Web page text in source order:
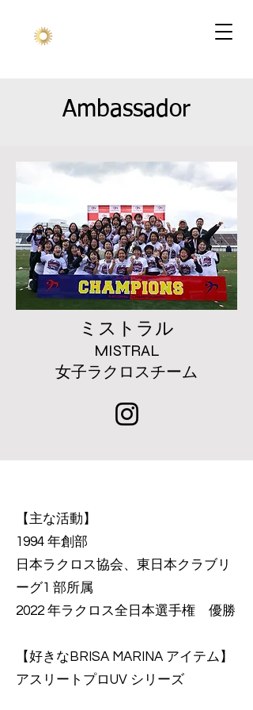
Ambassador
ミストラル
MISTRAL
​女子ラクロスチーム
【主な活動】
1994 年創部
日本ラクロス協会、東日本クラブリ
ーグ1 部所属
2022 年ラクロス全日本選手権 優勝
【好きなBRISA MARINA アイテム】
アスリートプロUV シリーズ